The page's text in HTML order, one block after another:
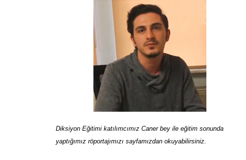
Diksiyon Eğitimi katılımcımız Caner bey ile eğitim sonunda
yaptığımız röportajımızı sayfamızdan okuyabilirsiniz.